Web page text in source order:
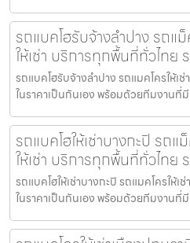
รถแบคโฮรับจ้างลำปาง รถแ
ให้เช่า บริการทุกพื้นที่ทั่วไทย
รถแบคโฮรับจ้างลำปาง รถแมคโครให้เ
ในราคาเป็นกันเอง พร้อมด้วยทีมงานที่
รถแบคโฮให้เช่าบางกะปิ รถ
ให้เช่า บริการทุกพื้นที่ทั่วไทย
รถแบคโฮให้เช่าบางกะปิ รถแมคโครให้
ในราคาเป็นกันเอง พร้อมด้วยทีมงานที่